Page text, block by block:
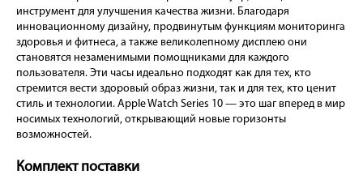
инструмент для улучшения качества жизни. Благодаря
инновационному дизайну, продвинутым функциям мониторинга
здоровья и фитнеса, а также великолепному дисплею они
становятся незаменимыми помощниками для каждого
пользователя. Эти часы идеально подходят как для тех, кто
стремится вести здоровый образ жизни, так и для тех, кто ценит
стиль и технологии. Apple Watch Series 10 — это шаг вперед в мир
носимых технологий, открывающий новые горизонты
возможностей.
Комплект поставки